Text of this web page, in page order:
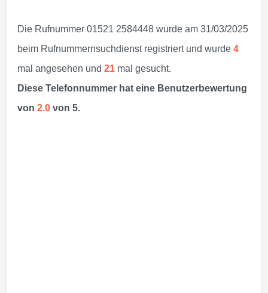
Die Rufnummer 01521 2584448 wurde am 31/03/2025
beim Rufnummernsuchdienst registriert und wurde 4
mal angesehen und 21 mal gesucht.
Diese Telefonnummer hat eine Benutzerbewertung
von 2.0 von 5.